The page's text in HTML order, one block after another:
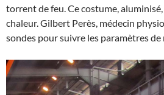
torrent de feu. Ce costume,
chaleur. Gilbert Perès, médecin
sondes pour suivre les paramètres de